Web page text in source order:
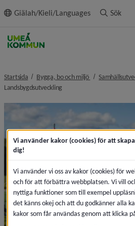
innehållet
Giälah/Kieli/Languages Sök
Startsida Bygga, bo och miljö nivå i
Landsbygdsutvecklingnivå i
Vi använder kakor (cookies) för att
dig!
Vi använder vi oss av kakor (cookies) för
och för att förbättra webbplatsen. Vi vill
nyttiga funktioner som till exempel
det känns okej och att du godkänner alla
kakor som får användas genom att klicka